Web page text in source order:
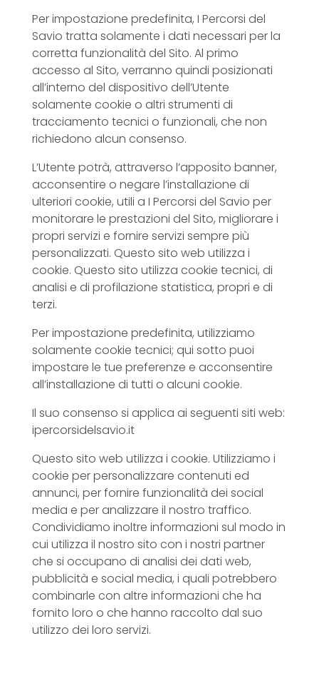
Per impostazione predefinita, I Percorsi del
Savio tratta solamente i dati necessari per la
corretta funzionalità del Sito. Al primo
accesso al Sito, verranno quindi posizionati
all’interno del dispositivo dell’Utente
solamente cookie o altri strumenti di
tracciamento tecnici o funzionali, che non
richiedono alcun consenso.
L’Utente potrà, attraverso l’apposito banner,
acconsentire o negare l’installazione di
ulteriori cookie, utili a I Percorsi del Savio per
monitorare le prestazioni del Sito, migliorare i
propri servizi e fornire servizi sempre più
personalizzati. Questo sito web utilizza i
cookie. Questo sito utilizza cookie tecnici, di
analisi e di profilazione statistica, propri e di
terzi.
Per impostazione predefinita, utilizziamo
solamente cookie tecnici; qui sotto puoi
impostare le tue preferenze e acconsentire
all’installazione di tutti o alcuni cookie.
Il suo consenso si applica ai seguenti siti web:
ipercorsidelsavio.it
Questo sito web utilizza i cookie. Utilizziamo i
cookie per personalizzare contenuti ed
annunci, per fornire funzionalità dei social
media e per analizzare il nostro traffico.
Condividiamo inoltre informazioni sul modo in
cui utilizza il nostro sito con i nostri partner
che si occupano di analisi dei dati web,
pubblicità e social media, i quali potrebbero
combinarle con altre informazioni che ha
fornito loro o che hanno raccolto dal suo
utilizzo dei loro servizi.